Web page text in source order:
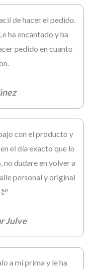
de hacer el pedido.
ha encantado y ha
pedido en cuanto
con el producto y
el día exacto que lo
dudare en volver a
personal y original
Julve
a mi prima y le ha